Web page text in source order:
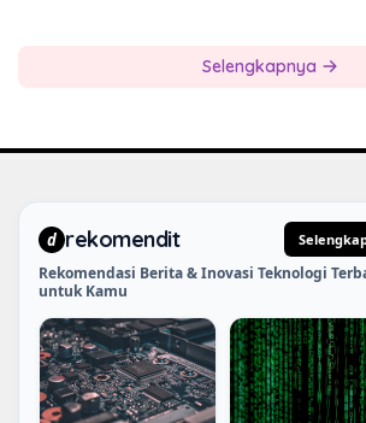
Selengkapnya
d rekomendit
Rekomendasi Berita & Inovasi Teknologi
untuk Kamu